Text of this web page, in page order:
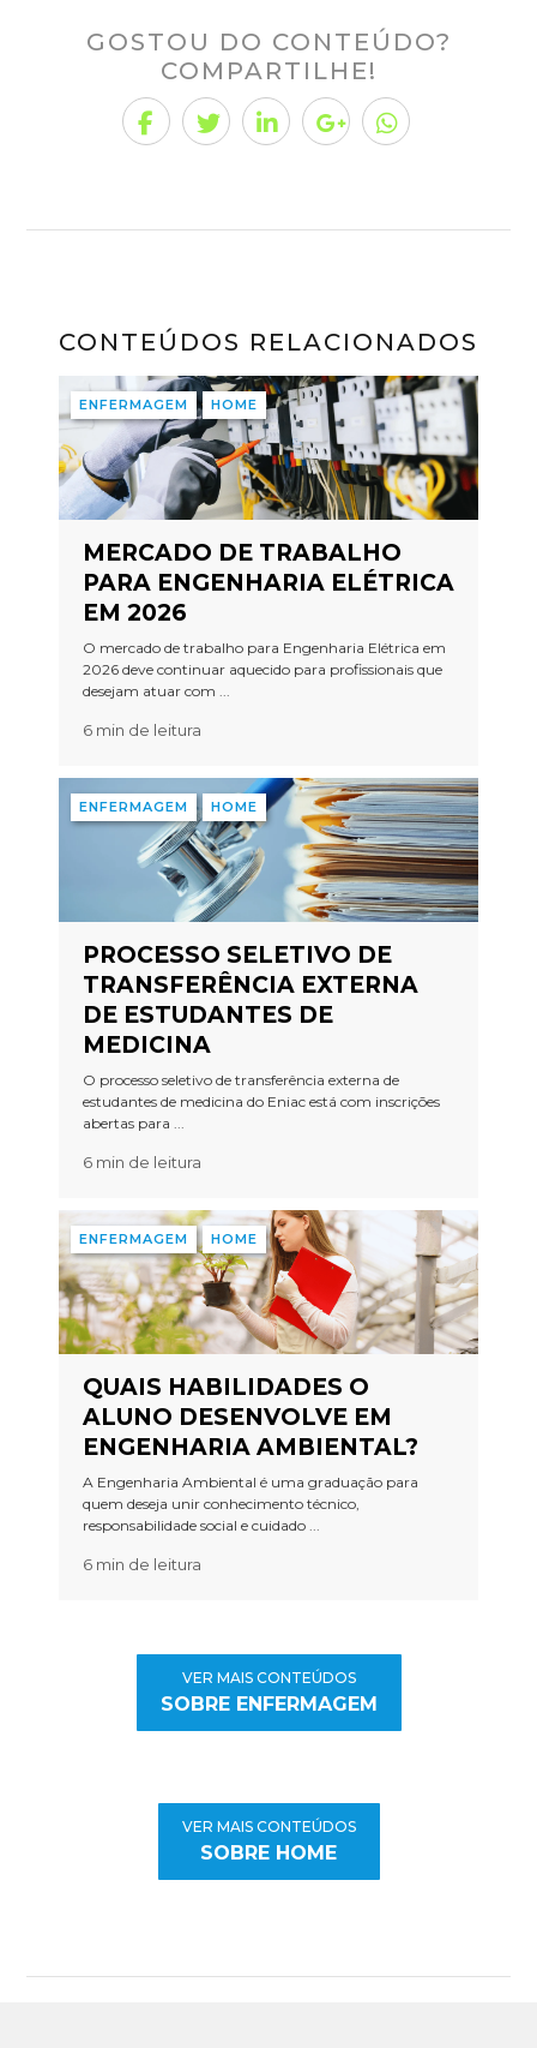
GOSTOU DO CONTEÚDO?
COMPARTILHE!
CONTEÚDOS RELACIONADOS
ENFERMAGEM HOME
MERCADO DE TRABALHO
PARA ENGENHARIA ELÉTRICA
EM 2026
O mercado de trabalho para Engenharia Elétrica em
2026 deve continuar aquecido para profissionais que
desejam atuar com ...
6 min de leitura
ENFERMAGEM HOME
PROCESSO SELETIVO DE
TRANSFERÊNCIA EXTERNA
DE ESTUDANTES DE
MEDICINA
O processo seletivo de transferência externa de
estudantes de medicina do Eniac está com inscrições
abertas para ...
6 min de leitura
ENFERMAGEM HOME
QUAIS HABILIDADES O
ALUNO DESENVOLVE EM
ENGENHARIA AMBIENTAL?
A Engenharia Ambiental é uma graduação para
quem deseja unir conhecimento técnico,
responsabilidade social e cuidado ...
6 min de leitura
VER MAIS CONTEÚDOS
SOBRE ENFERMAGEM
VER MAIS CONTEÚDOS
SOBRE HOME